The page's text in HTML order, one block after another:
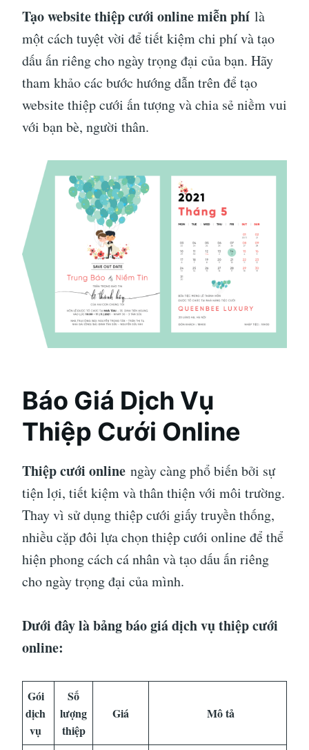
Tạo website thiệp cưới online miễn phí là
một cách tuyệt vời để tiết kiệm chi phí và tạo
dấu ấn riêng cho ngày trọng đại của bạn. Hãy
tham khảo các bước hướng dẫn trên để tạo
website thiệp cưới ấn tượng và chia sẻ niềm vui
với bạn bè, người thân.
Báo Giá Dịch Vụ
Thiệp Cưới Online
Thiệp cưới online ngày càng phổ biến bởi sự
tiện lợi, tiết kiệm và thân thiện với môi trường.
Thay vì sử dụng thiệp cưới giấy truyền thống,
nhiều cặp đôi lựa chọn thiệp cưới online để thể
hiện phong cách cá nhân và tạo dấu ấn riêng
cho ngày trọng đại của mình.
Dưới đây là bảng báo giá dịch vụ thiệp cưới
online:
Gói
dịch
vụ
Số
lượng
thiệp
Giá Mô tả